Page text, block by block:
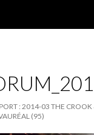
: 2014-03 THE CROOK
(95)